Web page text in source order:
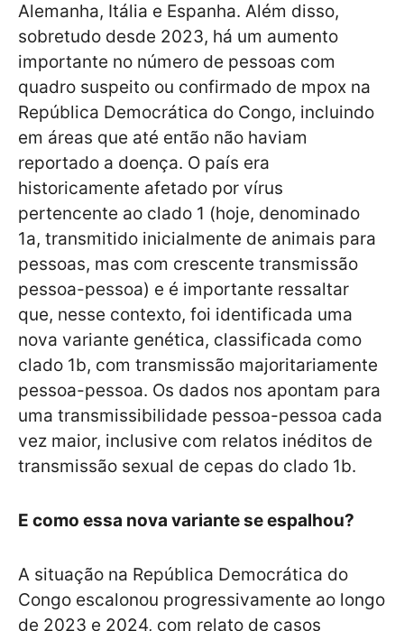
Alemanha, Itália e Espanha. Além disso,
sobretudo desde 2023, há um aumento
importante no número de pessoas com
quadro suspeito ou confirmado de mpox na
República Democrática do Congo, incluindo
em áreas que até então não haviam
reportado a doença. O país era
historicamente afetado por vírus
pertencente ao clado 1 (hoje, denominado
1a, transmitido inicialmente de animais para
pessoas, mas com crescente transmissão
pessoa-pessoa) e é importante ressaltar
que, nesse contexto, foi identificada uma
nova variante genética, classificada como
clado 1b, com transmissão majoritariamente
pessoa-pessoa. Os dados nos apontam para
uma transmissibilidade pessoa-pessoa cada
vez maior, inclusive com relatos inéditos de
transmissão sexual de cepas do clado 1b.
E como essa nova variante se espalhou?
A situação na República Democrática do
Congo escalonou progressivamente ao longo
de 2023 e 2024, com relato de casos